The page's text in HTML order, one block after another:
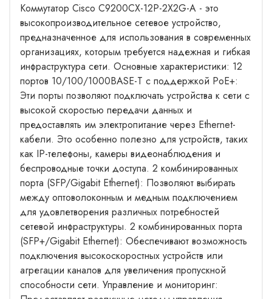
Коммутатор Cisco C9200CX-12P-2X2G-A - это
высокопроизводительное сетевое устройство,
предназначенное для использования в современных
организациях, которым требуется надежная и гибкая
инфраструктура сети. Основные характеристики: 12
портов 10/100/1000BASE-T с поддержкой PoE+:
Эти порты позволяют подключать устройства к сети с
высокой скоростью передачи данных и
предоставлять им электропитание через Ethernet-
кабели. Это особенно полезно для устройств, таких
как IP-телефоны, камеры видеонаблюдения и
беспроводные точки доступа. 2 комбинированных
порта (SFP/Gigabit Ethernet): Позволяют выбирать
между оптоволоконным и медным подключением
для удовлетворения различных потребностей
сетевой инфраструктуры. 2 комбинированных порта
(SFP+/Gigabit Ethernet): Обеспечивают возможность
подключения высокоскоростных устройств или
агрегации каналов для увеличения пропускной
способности сети. Управление и мониторинг: